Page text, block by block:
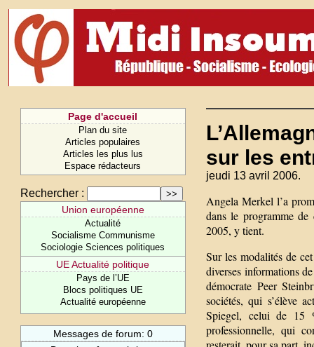
Page d'accueil
Plan du site
Articles populaires
Articles les plus lus
Espace rédacteurs
Rechercher :
Union européenne
Actualité
Socialisme Communisme
Sociologie Sciences politiques
UE Actualité politique
Pays de l’UE
Blocs politiques UE
Actualité européenne
Messages de forum: 0
sur les
jeudi 13 avril 2006.
Angela Merkel l’a
dans le programme de
2005, y tient.
Sur les modalités de
diverses informations
démocrate Peer
sociétés, qui s’élève
Spiegel, celui de 15
professionnelle, qui